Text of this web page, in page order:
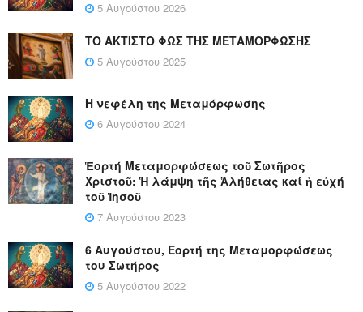
5 Αυγούστου 2026
ΤΟ ΑΚΤΙΣΤΟ ΦΩΣ ΤΗΣ ΜΕΤΑΜΟΡΦΩΣΗΣ
5 Αυγούστου 2025
Η νεφέλη της Μεταμόρφωσης
6 Αυγούστου 2024
Ἑορτή Μεταμορφώσεως τοῦ Σωτῆρος
Χριστοῦ: Ἡ λάμψη τῆς Ἀλήθειας καί ἡ εὐχή
τοῦ Ἰησοῦ
7 Αυγούστου 2023
6 Αυγούστου, Εορτή της Μεταμορφώσεως
του Σωτήρος
5 Αυγούστου 2022